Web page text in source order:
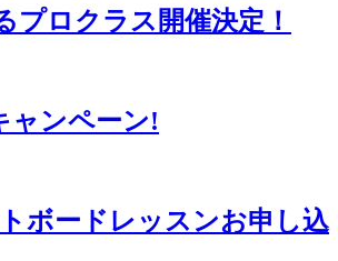
プロクラス開催決定！
ャンペーン!
ボードレッスンお申し込